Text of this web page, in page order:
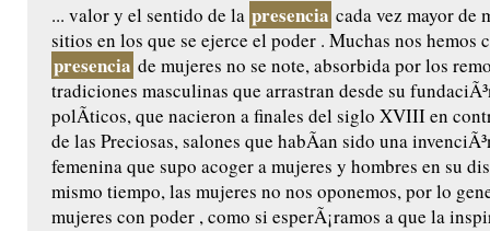
... valor y el sentido de la presencia cada vez mayor de
sitios en los que se ejerce el poder . Muchas nos hemos
presencia de mujeres no se note, absorbida por los
tradiciones masculinas que arrastran desde su
polÃ­ticos, que nacieron a finales del siglo XVIII en
de las Preciosas, salones que habÃ­an sido una
femenina que supo acoger a mujeres y hombres en su
mismo tiempo, las mujeres no nos oponemos, por lo
mujeres con poder , como si esperÃ¡ramos a que la